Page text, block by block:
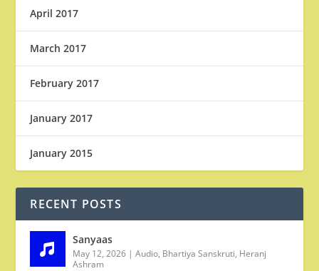
April 2017
March 2017
February 2017
January 2017
January 2015
RECENT POSTS
Sanyaas
May 12, 2026 |Audio, Bhartiya Sanskruti, Heranj
Ashram